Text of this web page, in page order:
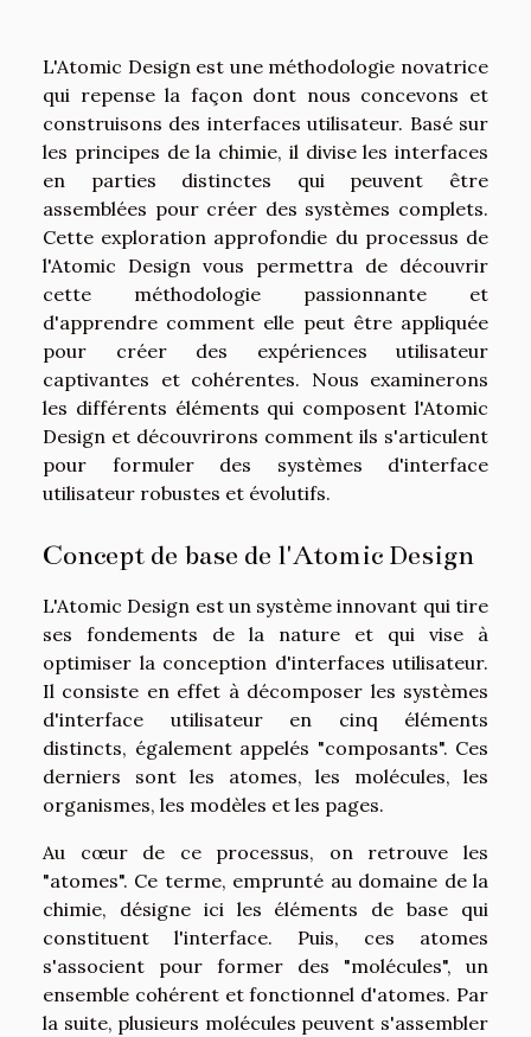
L'Atomic Design est une méthodologie novatrice
qui repense la façon dont nous concevons et
construisons des interfaces utilisateur. Basé sur
les principes de la chimie, il divise les interfaces
en parties distinctes qui peuvent être
assemblées pour créer des systèmes complets.
Cette exploration approfondie du processus de
l'Atomic Design vous permettra de découvrir
cette méthodologie passionnante et
d'apprendre comment elle peut être appliquée
pour créer des expériences utilisateur
captivantes et cohérentes. Nous examinerons
les différents éléments qui composent l'Atomic
Design et découvrirons comment ils s'articulent
pour formuler des systèmes d'interface
utilisateur robustes et évolutifs.
Concept de base de l'Atomic Design
L'Atomic Design est un système innovant qui tire
ses fondements de la nature et qui vise à
optimiser la conception d'interfaces utilisateur.
Il consiste en effet à décomposer les systèmes
d'interface utilisateur en cinq éléments
distincts, également appelés "composants". Ces
derniers sont les atomes, les molécules, les
organismes, les modèles et les pages.
Au cœur de ce processus, on retrouve les
"atomes". Ce terme, emprunté au domaine de la
chimie, désigne ici les éléments de base qui
constituent l'interface. Puis, ces atomes
s'associent pour former des "molécules", un
ensemble cohérent et fonctionnel d'atomes. Par
la suite, plusieurs molécules peuvent s'assembler